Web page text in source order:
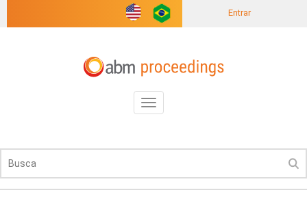
Entrar
Toggle
navigation